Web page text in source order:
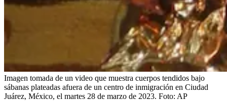
Imagen tomada de un video que muestra cuerpos tendidos bajo
sábanas plateadas afuera de un centro de inmigración en Ciudad
Juárez, México, el martes 28 de marzo de 2023. Foto: AP